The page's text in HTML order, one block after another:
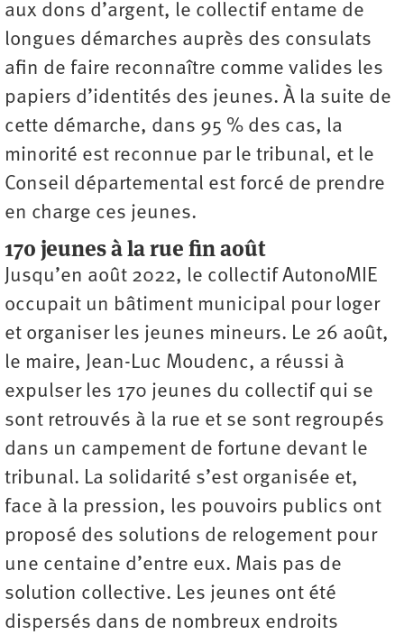
aux dons d’argent, le collectif entame de
longues démarches auprès des consulats
afin de faire reconnaître comme valides les
papiers d’identités des jeunes. À la suite de
cette démarche, dans 95 % des cas, la
minorité est reconnue par le tribunal, et le
Conseil départemental est forcé de prendre
en charge ces jeunes.
170 jeunes à la rue fin août
Jusqu’en août 2022, le collectif AutonoMIE
occupait un bâtiment municipal pour loger
et organiser les jeunes mineurs. Le 26 août,
le maire, Jean-Luc Moudenc, a réussi à
expulser les 170 jeunes du collectif qui se
sont retrouvés à la rue et se sont regroupés
dans un campement de fortune devant le
tribunal. La solidarité s’est organisée et,
face à la pression, les pouvoirs publics ont
proposé des solutions de relogement pour
une centaine d’entre eux. Mais pas de
solution collective. Les jeunes ont été
dispersés dans de nombreux endroits